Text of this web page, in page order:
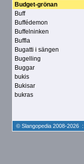
Budget-grönan
Buff
Buffédemon
Buffelninken
Buffla
Bugatti i sängen
Bugelling
Buggar
bukis
Bukisar
bukras
© Slangopedia 2008-2026 :